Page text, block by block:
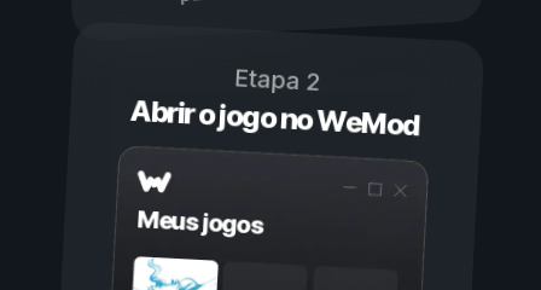
Etapa 2
Abrir o jogo no WeMod
Meus jogos